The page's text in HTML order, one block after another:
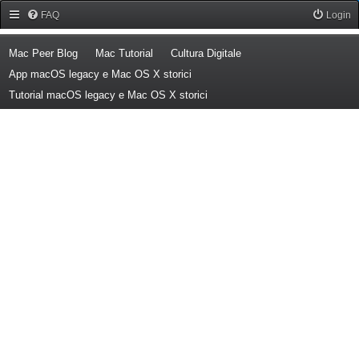
FAQ Login
Mac Peer Blog(Opens a new tab)
Mac Tutorial (Opens a new tab)
Cultura Digitale(Opens a new tab)
App macOS legacy e Mac OS X storici
Tutorial macOS legacy e Mac OS X storici